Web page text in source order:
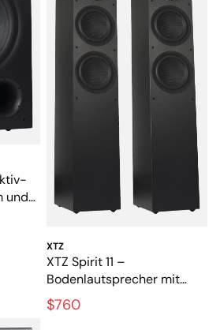
und
XTZ
XTZ Spirit 11 –
Bodenlautsprecher mit
großem und detailreichem
Klang
$760